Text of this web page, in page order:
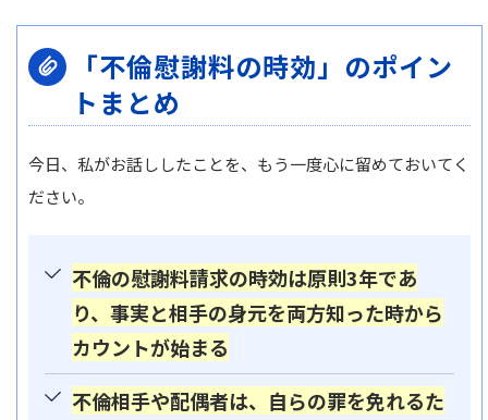
「不倫慰謝料の時効」のポイン
トまとめ
今日、私がお話ししたことを、もう一度心に留めておいてく
ださい。
不倫の慰謝料請求の時効は原則3年であ
り、事実と相手の身元を両方知った時から
カウントが始まる
不倫相手や配偶者は、自らの罪を免れるた